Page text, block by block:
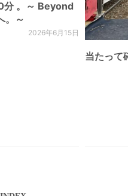
分 。～ Beyond
。～
2026年6月15日
当たって砕